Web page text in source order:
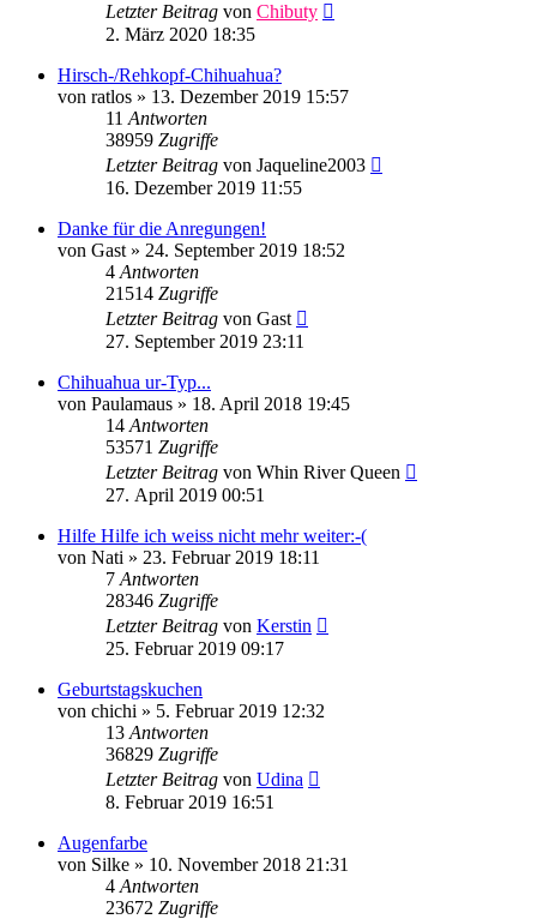
Letzter Beitrag von Chibuty
2. März 2020 18:35
Hirsch-/Rehkopf-Chihuahua?
von ratlos » 13. Dezember 2019 15:57
11 Antworten
38959 Zugriffe
Letzter Beitrag von Jaqueline2003
16. Dezember 2019 11:55
Danke für die Anregungen!
von Gast » 24. September 2019 18:52
4 Antworten
21514 Zugriffe
Letzter Beitrag von Gast
27. September 2019 23:11
Chihuahua ur-Typ...
von Paulamaus » 18. April 2018 19:45
14 Antworten
53571 Zugriffe
Letzter Beitrag von Whin River Queen
27. April 2019 00:51
Hilfe Hilfe ich weiss nicht mehr weiter:-(
von Nati » 23. Februar 2019 18:11
7 Antworten
28346 Zugriffe
Letzter Beitrag von Kerstin
25. Februar 2019 09:17
Geburtstagskuchen
von chichi » 5. Februar 2019 12:32
13 Antworten
36829 Zugriffe
Letzter Beitrag von Udina
8. Februar 2019 16:51
Augenfarbe
von Silke » 10. November 2018 21:31
4 Antworten
23672 Zugriffe